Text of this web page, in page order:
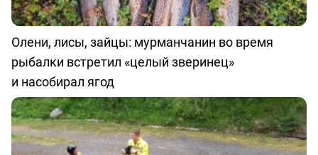
Олени, лисы, зайцы: мурманчанин во время
рыбалки встретил «целый зверинец»
и насобирал ягод